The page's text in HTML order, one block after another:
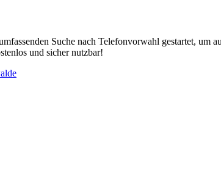
Suche nach Telefonvorwahl gestartet,
und sicher nutzbar!